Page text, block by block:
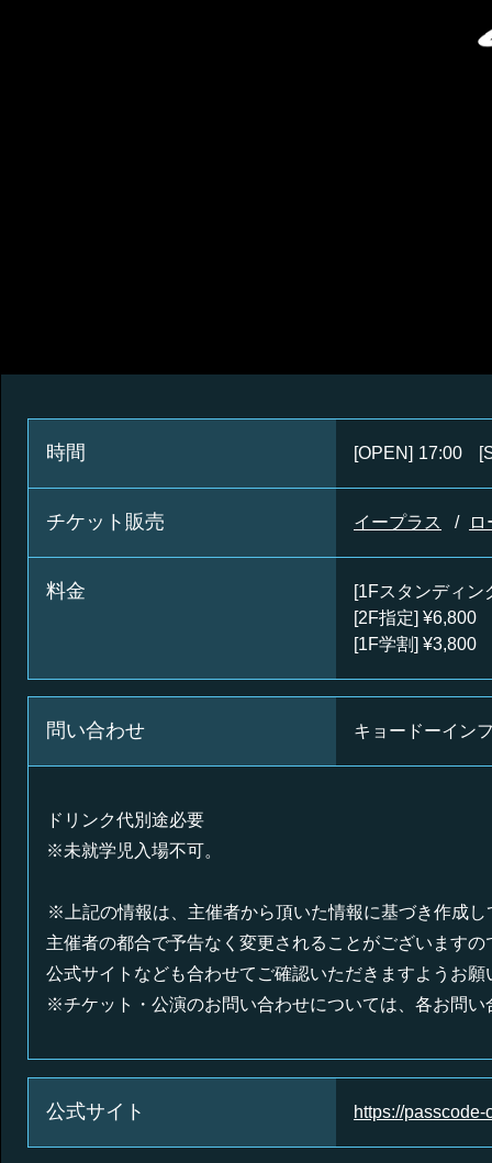
時間 [OPEN] 17:00
チケット販売 イープラス
料金
[1Fスタンディン
[2F指定] ¥6,800
[1F学割] ¥3,800
問い合わせ キョードーイン
ドリンク代別途必要
※未就学児入場不可。
※上記の情報は、主催者から頂いた情報に基づき作成し
主催者の都合で予告なく変更されることがございますの
公式サイトなども合わせてご確認いただきますようお願
※チケット・公演のお問い合わせについては、各お問い
公式サイト https://passcode-